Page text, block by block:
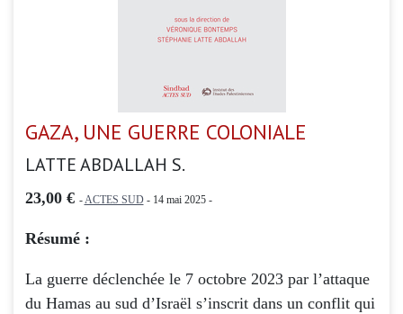
GAZA, UNE GUERRE COLONIALE
LATTE ABDALLAH S.
23,00 € -ACTES SUD- 14 mai 2025 -
Résumé :
La guerre déclenchée le 7 octobre 2023 par l’attaque
du Hamas au sud d’Israël s’inscrit dans un conflit qui